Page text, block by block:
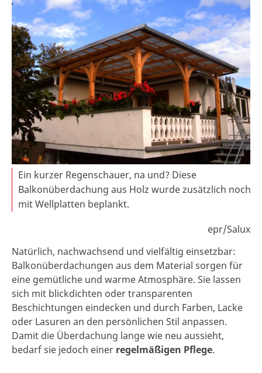
Ein kurzer Regenschauer, na und? Diese
Balkonüberdachung aus Holz wurde zusätzlich noch
mit Wellplatten beplankt.
epr/Salux
Natürlich, nachwachsend und vielfältig einsetzbar:
Balkonüberdachungen aus dem Material sorgen für
eine gemütliche und warme Atmosphäre. Sie lassen
sich mit blickdichten oder transparenten
Beschichtungen eindecken und durch Farben, Lacke
oder Lasuren an den persönlichen Stil anpassen.
Damit die Überdachung lange wie neu aussieht,
bedarf sie jedoch einer regelmäßigen Pflege.